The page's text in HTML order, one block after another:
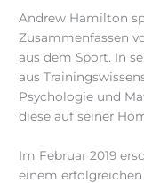
Andrew Hamilton
Zusammenfassen
aus dem Sport. In
aus
Psychologie und
diese auf seiner
Im Februar 2019
einem